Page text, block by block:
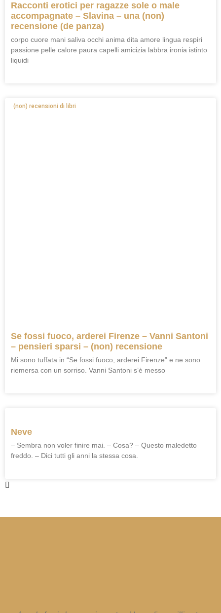
Racconti erotici per ragazze sole o male
accompagnate – Slavina – una (non)
recensione (de panza)
corpo cuore mani saliva occhi anima dita amore lingua respiri
passione pelle calore paura capelli amicizia labbra ironia istinto
liquidi
(non) recensioni di libri
Se fossi fuoco, arderei Firenze – Vanni Santoni
– pensieri sparsi – (non) recensione
Mi sono tuffata in “Se fossi fuoco, arderei Firenze” e ne sono
riemersa con un sorriso. Vanni Santoni s’è messo
Neve
– Sembra non voler finire mai. – Cosa? – Questo maledetto
freddo. – Dici tutti gli anni la stessa cosa.